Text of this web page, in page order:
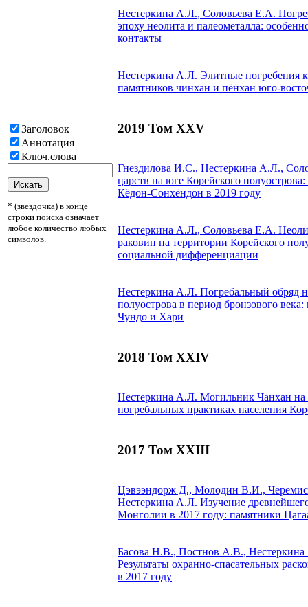
Заголовок
Аннотация
Ключ.слова
* (звездочка) в конце
строки поиска означает
любое количество любых
символов.
Нестеркина А.Л., Соловьева Е.А.
эпоху неолита и палеометалла:
контакты
Нестеркина А.Л. Элитные погребения
памятников чинхан и пёнхан юго-
2019 Том XXV
Гнездилова И.С., Нестеркина А.Л.,
царств на юге Корейского
Кёдон-Сонхёндон в 2019 году
Нестеркина А.Л., Соловьева Е.А.
раковин на территории Корейского
социальной дифференциации
Нестеркина А.Л. Погребальный обряд
полуострова в период бронзового
Чундо и Хари
2018 Том XXIV
Нестеркина А.Л. Могильник Чанхан на
погребальных практиках населения
2017 Том XXIII
Цэвээндорж Д., Молодин В.И.,
Нестеркина А.Л. Изучение
Монголии в 2017 году: памятники
Басова Н.В., Постнов А.В.,
Результаты охранно-спасательных
в 2017 году